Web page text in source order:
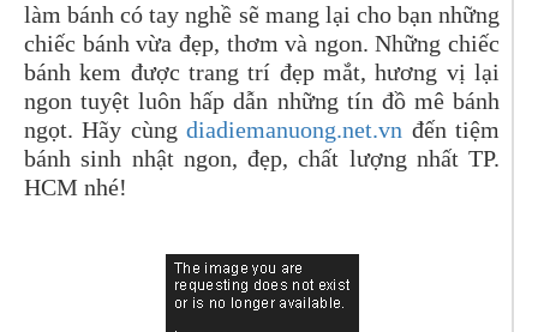
làm bánh có tay nghề sẽ mang lại cho bạn những
chiếc bánh vừa đẹp, thơm và ngon. Những chiếc
bánh kem được trang trí đẹp mắt, hương vị lại
ngon tuyệt luôn hấp dẫn những tín đồ mê bánh
ngọt. Hãy cùngdiadiemanuong.net.vn đến tiệm
bánh sinh nhật ngon, đẹp, chất lượng nhất TP.
HCM nhé!